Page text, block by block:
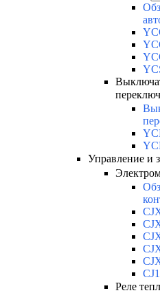
Управление и
Реле